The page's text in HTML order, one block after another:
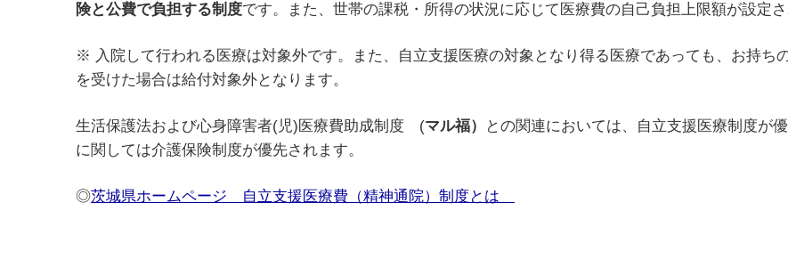
険と公費で負担する制度です。また、世帯の課税・所得の状況に応じて医療費の自己負担上限額が設定さ
※ 入院して行われる医療は対象外です。また、自立支援医療の対象となり得る医療であっても、お持ち
を受けた場合は給付対象外となります。
生活保護法および心身障害者(児)医療費助成制度 (マル福）
との関連においては、自立支援医療制度が
に関しては介護保険制度が優先されます。
◎茨城県ホームページ 自立支援医療費（精神通院）制度とは